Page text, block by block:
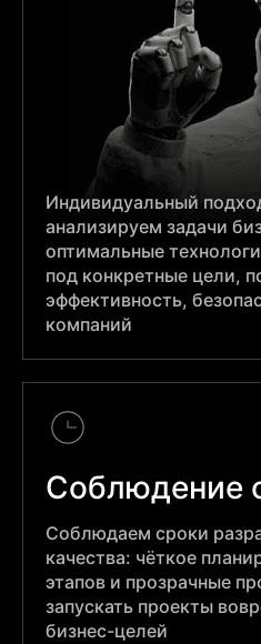
Индивидуальный
анализируем задачи
оптимальные
под конкретные цели,
эффективность,
компаний
Соблюдение
Соблюдаем сроки
качества: чёткое
этапов и прозрачные
запускать проекты
бизнес-целей